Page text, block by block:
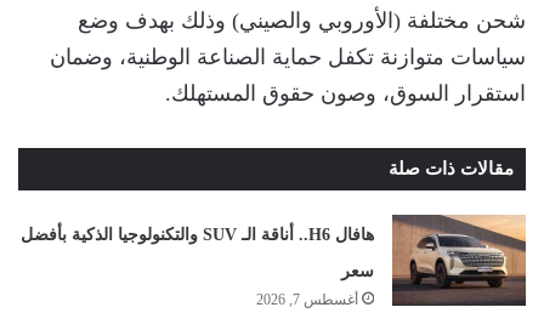
شحن مختلفة (الأوروبي والصيني) وذلك بهدف وضع
سياسات متوازنة تكفل حماية الصناعة الوطنية، وضمان
استقرار السوق، وصون حقوق المستهلك.
مقالات ذات صلة
هافال H6.. أناقة الـ SUV والتكنولوجيا الذكية بأفضل
سعر
أغسطس 7, 2026